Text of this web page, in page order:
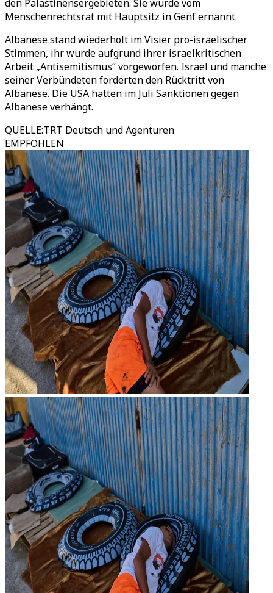
den Palästinensergebieten. Sie wurde vom
Menschenrechtsrat mit Hauptsitz in Genf ernannt.
Albanese stand wiederholt im Visier pro-israelischer
Stimmen, ihr wurde aufgrund ihrer israelkritischen
Arbeit „Antisemitismus“ vorgeworfen. Israel und manche
seiner Verbündeten forderten den Rücktritt von
Albanese. Die USA hatten im Juli Sanktionen gegen
Albanese verhängt.
QUELLE:TRT Deutsch und Agenturen
EMPFOHLEN